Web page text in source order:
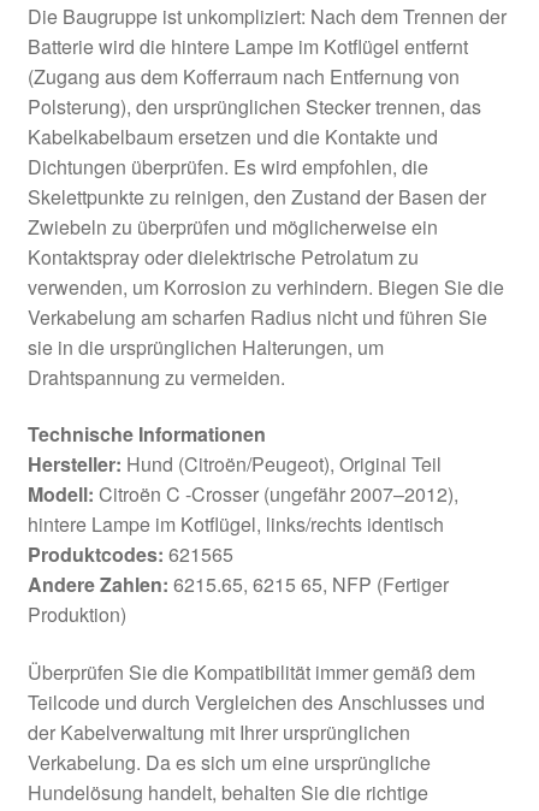
Die Baugruppe ist unkompliziert: Nach dem Trennen der
Batterie wird die hintere Lampe im Kotflügel entfernt
(Zugang aus dem Kofferraum nach Entfernung von
Polsterung), den ursprünglichen Stecker trennen, das
Kabelkabelbaum ersetzen und die Kontakte und
Dichtungen überprüfen. Es wird empfohlen, die
Skelettpunkte zu reinigen, den Zustand der Basen der
Zwiebeln zu überprüfen und möglicherweise ein
Kontaktspray oder dielektrische Petrolatum zu
verwenden, um Korrosion zu verhindern. Biegen Sie die
Verkabelung am scharfen Radius nicht und führen Sie
sie in die ursprünglichen Halterungen, um
Drahtspannung zu vermeiden.
Technische Informationen
Hersteller: Hund (Citroën/Peugeot), Original Teil
Modell: Citroën C -Crosser (ungefähr 2007–2012),
hintere Lampe im Kotflügel, links/rechts identisch
Produktcodes: 621565
Andere Zahlen: 6215.65, 6215 65, NFP (Fertiger
Produktion)
Überprüfen Sie die Kompatibilität immer gemäß dem
Teilcode und durch Vergleichen des Anschlusses und
der Kabelverwaltung mit Ihrer ursprünglichen
Verkabelung. Da es sich um eine ursprüngliche
Hundelösung handelt, behalten Sie die richtige